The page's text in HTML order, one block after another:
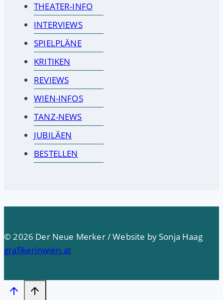
THEATER-INFO
INTERVIEWS
SPIELPLÄNE
KRITIKEN
REVIEWS
WIEN-INFOS
TANZ-NEWS
JUBILÄEN
BESTELLEN
© 2026 Der Neue Merker / Website by Sonja Haag
grafikerinwien.at